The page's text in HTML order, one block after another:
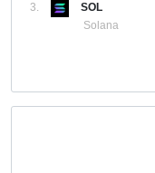
3.
SOL
Solana